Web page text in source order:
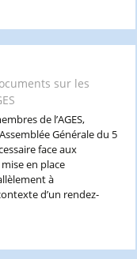
sur les
de l’AGES,
Générale du 5
face aux
en place
à
d’un rendez-